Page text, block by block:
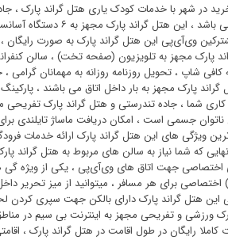
در شهر با خدمات کودک یاری هتل گراند پارک ،
را دارا می باشد ،
وی‌آی‌پی این هتل گراند پارک به صورت رایگان
پارک مجهز به تلویزیون (صفحه تخت) ، سالن
گراند پارک مجهز به بار داخل اتاق می باشند ،
شما ، جاده تندرستی و هتل گراند پارک تفریحی
ناتوان جسمی است ، امکان دریافت ماساژ تایلندی
ویژگی های این هتل گراند پارک ارائه خدمات
که شما نیاز به سالن های مربوط به هتل گراند
اختصاصی جهت اتاق های وی‌آی‌پی ، یکی از ویژه گی
اختصاصی برای هر مسافر ، میتوانید از میز تحریر
این هتل گراند پارک دارای بالکن جهت سپری کردن
ورزشی و تفریحی مجهز به اینترنت بی سیم در
کاملا رایگان در طول اقامت در هتل گراند پارک ،